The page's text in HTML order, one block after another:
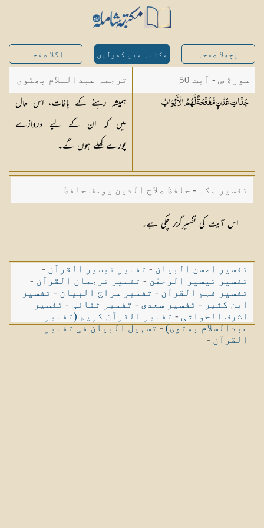
پچھلا صفحہ مکتبہ میں کھولیں اگلا صفحہ
سورة ص - آیت 50
جَنَّاتِ عَدْنٍ مُّفَتَّحَةً لَّهُمُالْأَبْوَابُ
ترجمہ عبدالسلام بھٹوی
- عبدالسلام بن محمد
ہمیشہ رہنے کے باغات، اس حال
میں کہ ان کے لیے دروازے
پورے کھلے ہوں گے۔
تفسیر مکہ - حافظ صلاح الدین یوسف حافظ
اس آیت کی تفسیرگزر چکی ہے۔
تفسیر احسن البیان - تفسیر تیسیر القرآن -
تفسیر تیسیر الرحمٰن - تفسیر ترجمان القرآن -
تفسیر فہم القرآن - تفسیر سراج البیان - تفسیر
ابن کثیر - تفسیر سعدی - تفسیر ثنائی - تفسیر
اشرف الحواشی - تفسیر القرآن کریم (تفسیر
عبدالسلام بھٹوی)-تسہیل البیان فی تفسیر
القرآن -